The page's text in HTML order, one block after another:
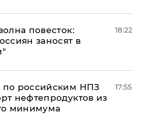
повесток:
заносят в
18:22
российским НПЗ
нефтепродуктов из
минимума
17:55